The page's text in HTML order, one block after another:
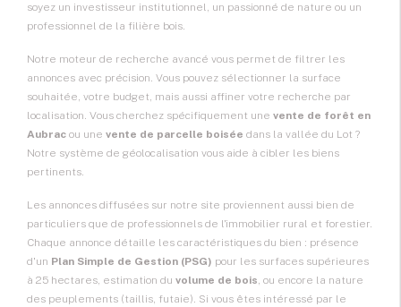
soyez un investisseur institutionnel, un passionné de nature ou un
professionnel de la filière bois.
Notre moteur de recherche avancé vous permet de filtrer les
annonces avec précision. Vous pouvez sélectionner la surface
souhaitée, votre budget, mais aussi affiner votre recherche par
localisation. Vous cherchez spécifiquement une vente de forêt en
Aubrac ou une vente de parcelle boisée dans la vallée du Lot ?
Notre système de géolocalisation vous aide à cibler les biens
pertinents.
Les annonces diffusées sur notre site proviennent aussi bien de
particuliers que de professionnels de l'immobilier rural et forestier.
Chaque annonce détaille les caractéristiques du bien : présence
d'un Plan Simple de Gestion (PSG) pour les surfaces supérieures
à 25 hectares, estimation du volume de bois, ou encore la nature
des peuplements (taillis, futaie). Si vous êtes intéressé par le